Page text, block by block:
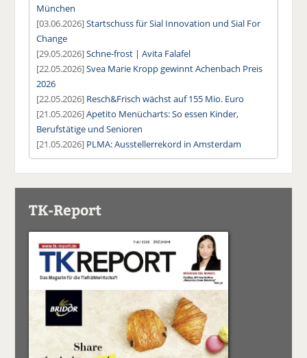
München
[03.06.2026]Startschuss für Sial Innovation und Sial For
Change
[29.05.2026]Schne-frost | Avita Falafel
[22.05.2026]Svea Marie Kropp gewinnt Achenbach Preis
2026
[22.05.2026] Resch&Frisch wächst auf 155 Mio. Euro
[21.05.2026]Apetito Menücharts: So essen Kinder,
Berufstätige und Senioren
[21.05.2026] PLMA: Ausstellerrekord in Amsterdam
TK-Report